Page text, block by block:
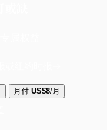
月付 US$8/月